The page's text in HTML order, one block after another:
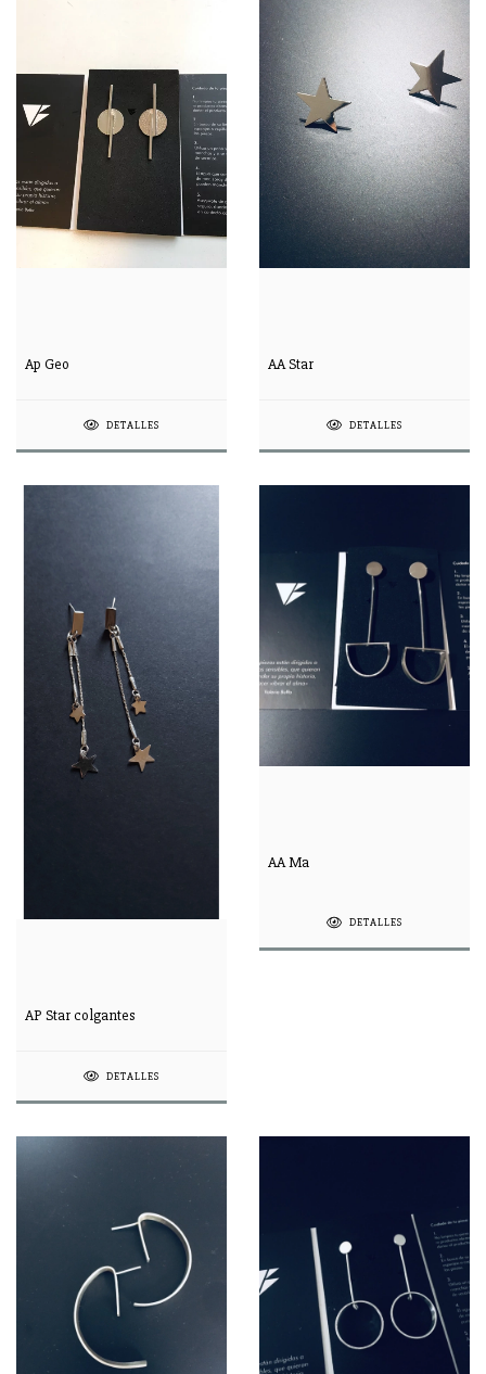
Ap Geo
DETALLES
AA Star
DETALLES
AP Star colgantes
DETALLES
AA Ma
DETALLES